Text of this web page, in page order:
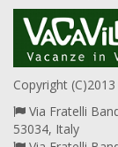
Copyright
Via Fratelli
53034, Italy